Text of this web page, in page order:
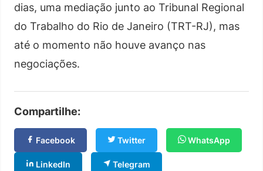
dias, uma mediação junto ao Tribunal Regional
do Trabalho do Rio de Janeiro (TRT-RJ), mas
até o momento não houve avanço nas
negociações.
Compartilhe:
Facebook Twitter WhatsApp
LinkedIn Telegram